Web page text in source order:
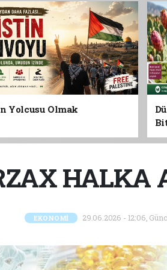
Yolcusu Olmak
HALKA
EKONOMİ 29.06.2026 - 12:06,